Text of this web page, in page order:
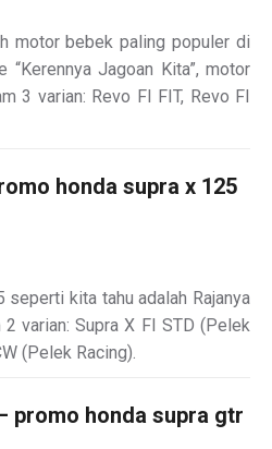
motor bebek paling populer di
“Kerennya Jagoan Kita”, motor
3 varian: Revo FI FIT, Revo FI
honda supra x 125
seperti kita tahu adalah Rajanya
varian: Supra X FI STD (Pelek
(Pelek Racing).
promo honda supra gtr